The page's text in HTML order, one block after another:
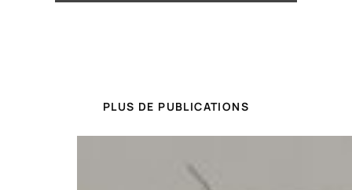
PLUS DE PUBLICATIONS